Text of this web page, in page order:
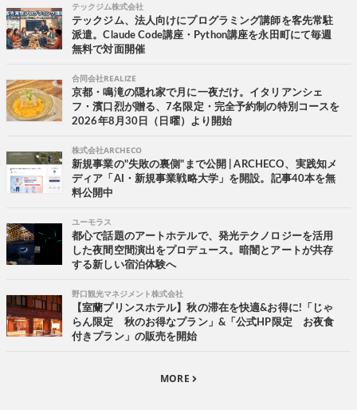
テックジム株式会社
テックジム、法人向けにプログラミング講師を客先常駐
派遣。Claude Code講座・Python講座を永田町にて毎週
無料で対面開催
合同会社REALIZE
京都・鳴滝の隠れ家で月に一夜だけ。イタリアンシェ
フ・濱口烈が贈る、7名限定・完全予約制の特別コースを
2026年8月30日（日曜）より開始
株式会社ARCHECO
新規事業の"失敗の裏側"まで公開 | ARCHECO、実践知メ
ディア「AI・新規事業戦略大学」を開設。記事40本を無
料公開中
ユーモラス
都心で話題のアートホテルで、発光テクノロジーを活用
した夜間空間演出をプロデュース。暗闇とアートが共存
する新しい宿泊体験へ
野口観光マネジメント株式会社
【室蘭プリンスホテル】秋の滞在を快適&お得に!「じゃ
らん限定 秋のお得なプラン」&「公式HP限定 お夜食
付きプラン」の販売を開始
MORE